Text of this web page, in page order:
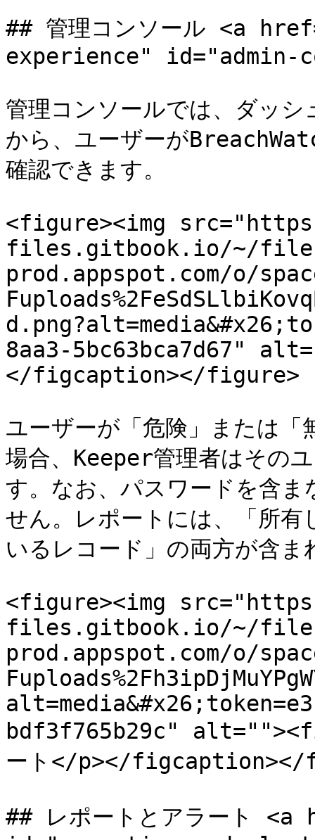
## 管理コンソール <a
experience" id="admin-
管理コンソールでは、ダッ
から、ユーザーが
確認できます。
<figure><img
files.gitbook.io/~/
prod.appspot.com/o/
8aa3-5bc63bca7d67"
</figcaption></figure>
ユーザーが「危険」または
場合、Keeper管理者はその
す。なお、パスワードを含
せん。レポートには、「所
いるレコード」の両方が含ま
<figure><img
files.gitbook.io/~/
prod.appspot.com/o/
bdf3f765b29c"
ート</p></
## レポートとアラート